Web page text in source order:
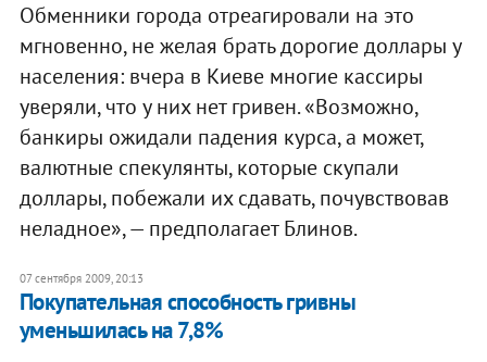
Обменники города отреагировали на это
мгновенно, не желая брать дорогие доллары у
населения: вчера в Киеве многие кассиры
уверяли, что у них нет гривен. «Возможно,
банкиры ожидали падения курса, а может,
валютные спекулянты, которые скупали
доллары, побежали их сдавать, почувствовав
неладное», — предполагает Блинов.
07 сентября 2009, 20:13
Покупательная способность гривны
уменьшилась на 7,8%